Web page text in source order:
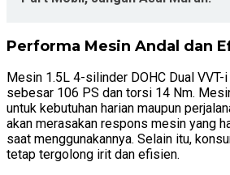
Performa Mesin Andal dan
Mesin 1.5L 4-silinder DOHC Dual
sebesar 106 PS dan torsi 14 Nm.
untuk kebutuhan harian maupun
akan merasakan respons mesin yang
saat menggunakannya. Selain itu,
tetap tergolong irit dan efisien.